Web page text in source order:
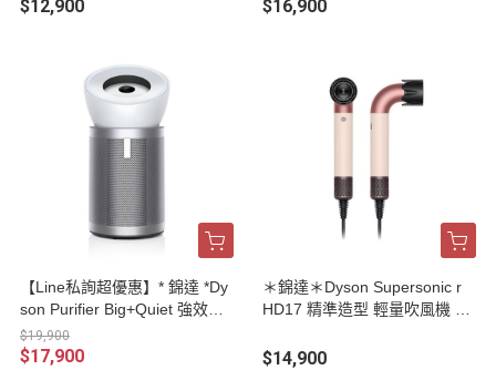
$12,900 $16,900
【Line私詢超優惠】* 錦達 *Dy
son Purifier Big+Quiet 強效極
靜抗敏空氣清淨機 BP02 白色
及柔霧銀
$19,900
$17,900
＊錦達＊Dyson Supersonic r
HD17 精準造型 輕量吹風機 粉
$14,900